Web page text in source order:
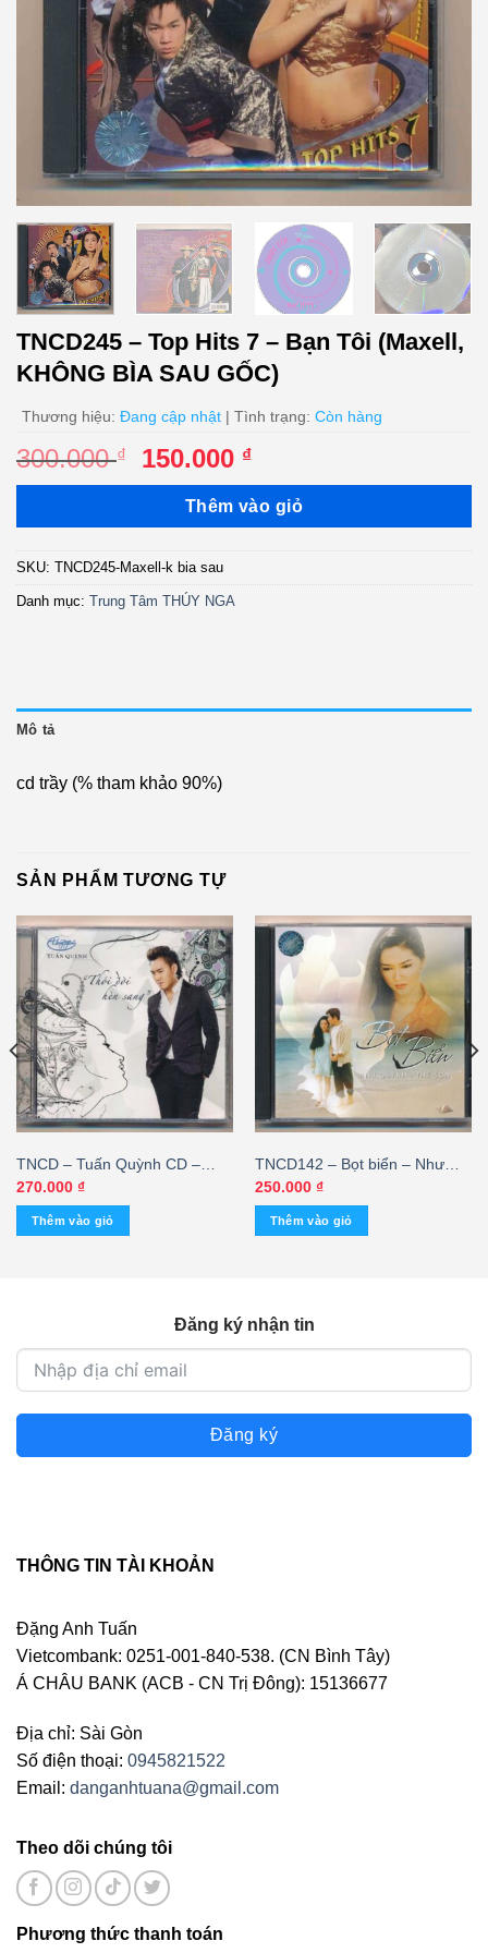
TNCD245 – Top Hits 7 – Bạn Tôi (Maxell,
KHÔNG BÌA SAU GỐC)
Thương hiệu: Đang cập nhật | Tình trạng: Còn hàng
300.000₫
Giá
gốc
300.000 ₫.
150.000 ₫Giá
hiện
tại
là:
Thêm vào giỏ
SKU: TNCD245-Maxell-k bia sau
Danh mục: Trung Tâm THÚY NGA
Mô tả
cd trầy (% tham khảo 90%)
SẢN PHẨM TƯƠNG TỰ
TNCD – Tuấn Quỳnh CD –
Thói Đời Hèn Sang – Tuấn
Quỳnh
270.000 ₫
Thêm vào giỏ
TNCD142 – Bọt biển – Như
Quỳnh – Thế Sơn (DENON) –
cái
250.000 ₫
Thêm vào giỏ
Đăng ký nhận tin
Đăng ký
THÔNG TIN TÀI KHOẢN
Đặng Anh Tuấn
Vietcombank: 0251-001-840-538. (CN Bình Tây)
Á CHÂU BANK (ACB - CN Trị Đông): 15136677
Địa chỉ: Sài Gòn
Số điện thoại: 0945821522
Email: danganhtuana@gmail.com
Theo dõi chúng tôi
Phương thức thanh toán